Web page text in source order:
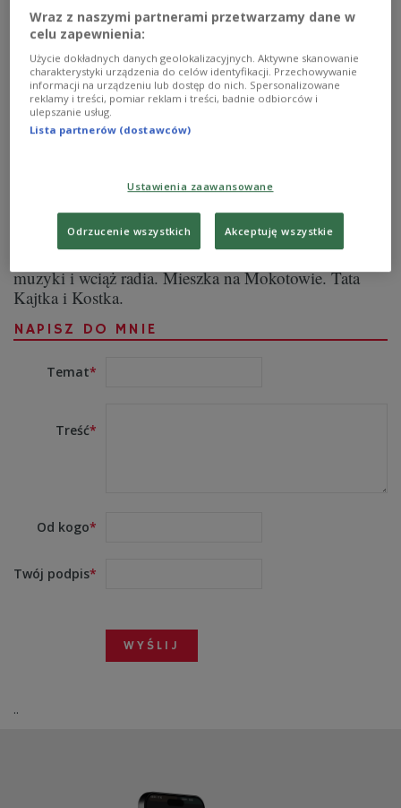
Muzykolog i krytyk muzyczny. Przygodę z radiem
rozpoczął w Rozgłośni Harcerskiej w 1991 roku. W
latach 2007-2024 kierownik Redakcji Muzycznej i
czasów w duecie radiowo-telewizyjno-prasowym HCH
(z Bartkiem Chacińskim). Autor dwójkowych audycji:
"Płytomania" i "Płytowy Trybunał Dwójki". Od 2024
roku na dobre w Trójce - "Samo H", "W tonacji
Trójki", "HCH". W wolnych chwilach słucha…
muzyki i wciąż radia. Mieszka na Mokotowie. Tata
Kajtka i Kostka.
NAPISZ DO MNIE
Temat
Treść
Od kogo
Twój podpis
..
Wraz z naszymi partnerami przetwarzamy dane w
celu zapewnienia:
Użycie dokładnych danych geolokalizacyjnych. Aktywne skanowanie
charakterystyki urządzenia do celów identyfikacji. Przechowywanie
informacji na urządzeniu lub dostęp do nich. Spersonalizowane
reklamy i treści, pomiar reklam i treści, badnie odbiorców i
ulepszanie usług.
Lista partnerów (dostawców)
Ustawienia zaawansowane
Odrzucenie wszystkich Akceptuję wszystkie